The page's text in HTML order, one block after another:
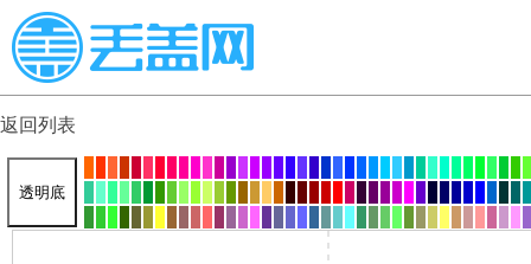
返回列表
透明底